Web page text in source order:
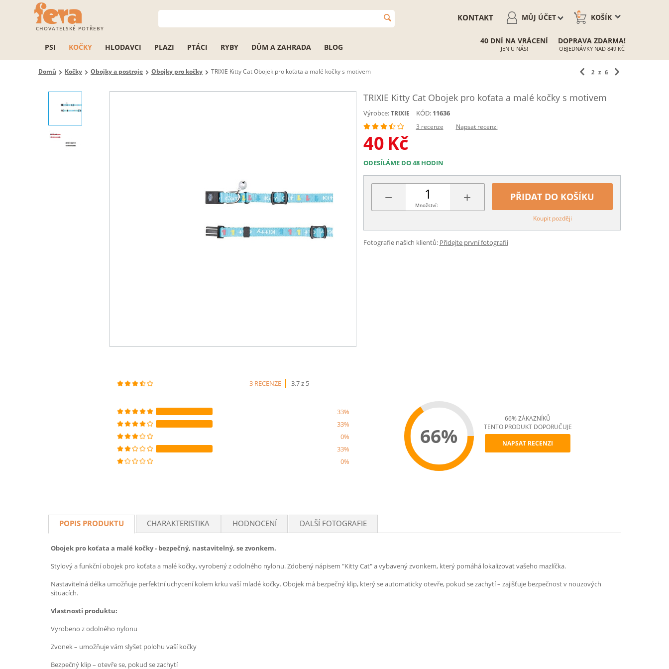
CHOVATELSKÉ POTŘEBY
KOŠÍK
0
MŮJ ÚČET
KONTAKT
PSI KOČKY HLODAVCI PLAZI PTÁCI RYBY DŮM A ZAHRADA BLOG
40 DNÍ NA VRÁCENÍ
JEN U NÁS!
DOPRAVA ZDARMA!
OBJEDNÁVKY NAD 849 KČ
Domů Kočky Obojky a postroje Obojky pro kočky TRIXIE Kitty Cat Obojek pro koťata a malé kočky s motivem 2 z 6
TRIXIE Kitty Cat Obojek pro koťata a malé kočky s motivem
Výrobce: TRIXIE KÓD: 11636
3 recenze Napsat recenzi
40 Kč
ODESÍLÁME DO 48 HODIN
− +
Množství:
PŘIDAT DO KOŠÍKU
Koupit později
Fotografie našich klientů: Přidejte první fotografii
3 RECENZE 3.7 z 5
33%
33%
0%
33%
0%
66%
66% ZÁKAZNÍKŮ
TENTO PRODUKT DOPORUČUJE
NAPSAT RECENZI
POPIS PRODUKTU CHARAKTERISTIKA HODNOCENÍ DALŠÍ FOTOGRAFIE
Obojek pro koťata a malé kočky - bezpečný, nastavitelný, se zvonkem.
Stylový a funkční obojek pro koťata a malé kočky, vyrobený z odolného nylonu. Zdobený nápisem "Kitty Cat" a vybavený zvonkem, který pomáhá lokalizovat vašeho mazlíčka.
Nastavitelná délka umožňuje perfektní uchycení kolem krku vaší mladé kočky. Obojek má bezpečný klip, který se automaticky otevře, pokud se zachytí – zajišťuje bezpečnost v nouzových
situacích.
Vlastnosti produktu:
Vyrobeno z odolného nylonu
Zvonek – umožňuje vám slyšet polohu vaší kočky
Bezpečný klip – otevře se, pokud se zachytí